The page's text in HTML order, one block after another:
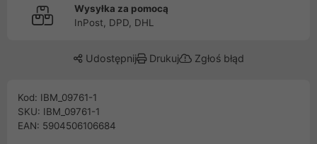
Wysyłka za pomocą
InPost, DPD, DHL
Udostępnij Drukuj Zgłoś błąd
Kod: IBM_09761-1
SKU: IBM_09761-1
EAN: 5904506106684